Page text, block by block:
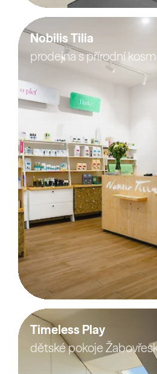
Nobilis Tilia
prodejna s přírodní
Timeless Play
dětské pokoje